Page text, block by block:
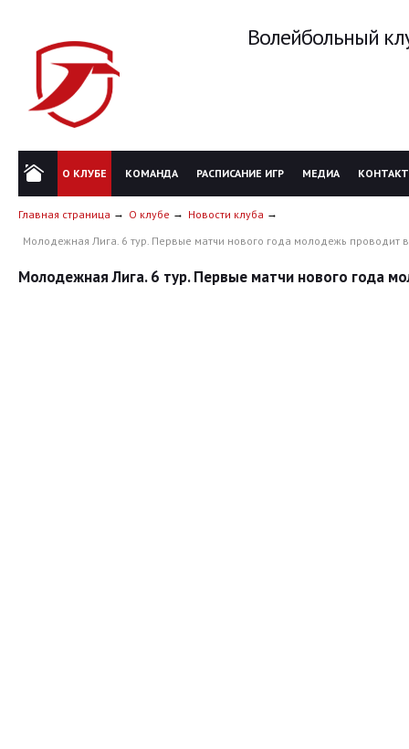
Волейбольный
О КЛУБЕ КОМАНДА РАСПИСАНИЕ ИГР МЕДИА
Главная страница О клубе
Новости клуба
Молодежная Лига. 6 тур. Первые матчи нового года молодежь проводит в
Молодежная Лига. 6 тур. Первые матчи нового года